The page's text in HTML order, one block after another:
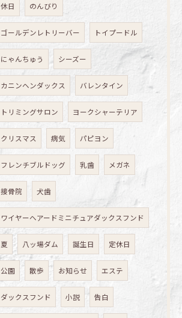
休日 のんびり
ゴールデンレトリーバー トイプードル
にゃんちゅう シーズー
カニンヘンダックス バレンタイン
トリミングサロン ヨークシャーテリア
クリスマス 病気 パピヨン
フレンチブルドッグ 乳歯 メガネ
接骨院 犬歯
ワイヤーヘアードミニチュアダックスフンド
夏 八ッ場ダム 誕生日 定休日
公園 散歩 お知らせ エステ
ダックスフンド 小説 告白